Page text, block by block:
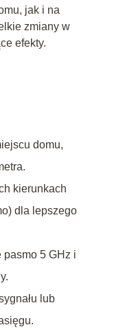
jak i na
zmiany w
efekty.
domu,
kierunkach
dla lepszego
pasmo 5 GHz i
lub